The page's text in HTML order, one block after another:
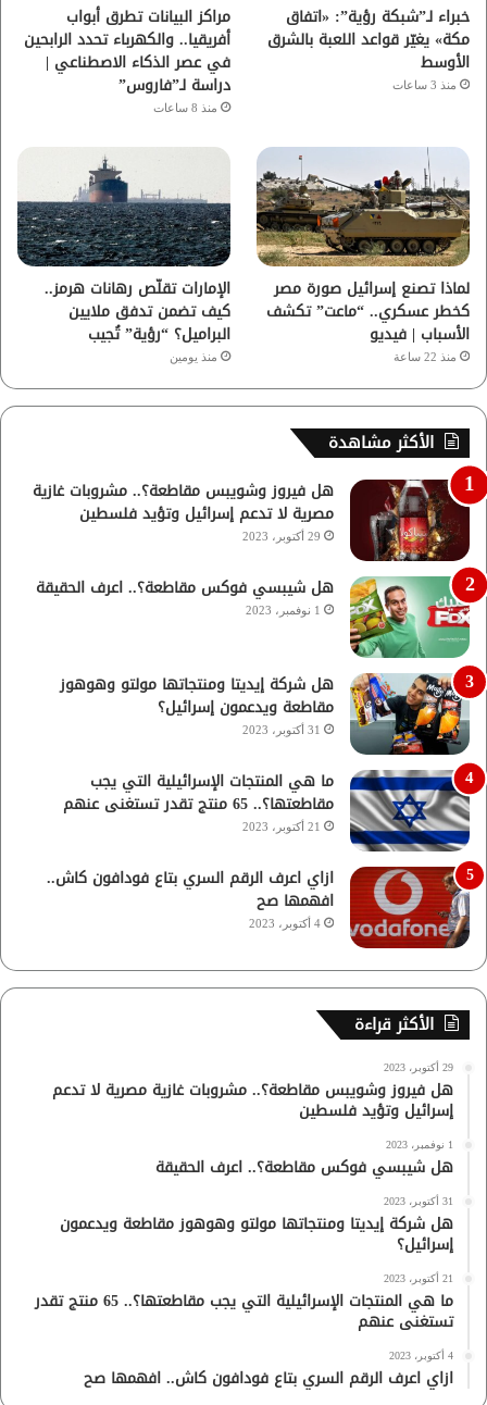
م
خبراء لـ”شبكة رؤية”: «اتفاق
مكة» يغيّر قواعد اللعبة بالشرق
الأوسط
منذ 3 ساعات
مراكز البيانات تطرق أبواب
أفريقيا.. والكهرباء تحدد الرابحين
في عصر الذكاء الاصطناعي |
دراسة لـ”فاروس”
منذ 8 ساعات
لماذا تصنع إسرائيل صورة مصر
كخطر عسكري.. “ماعت” تكشف
الأسباب | فيديو
منذ 22 ساعة
الإمارات تقلّص رهانات هرمز..
كيف تضمن تدفق ملايين
البراميل؟ “رؤية” تُجيب
منذ يومين
الأكثر مشاهدة
هل فيروز وشويبس مقاطعة؟.. مشروبات غازية
مصرية لا تدعم إسرائيل وتؤيد فلسطين
29 أكتوبر، 2023
هل شيبسي فوكس مقاطعة؟.. اعرف الحقيقة
1 نوفمبر، 2023
هل شركة إيديتا ومنتجاتها مولتو وهوهوز
مقاطعة ويدعمون إسرائيل؟
31 أكتوبر، 2023
ما هي المنتجات الإسرائيلية التي يجب
مقاطعتها؟.. 65 منتج تقدر تستغنى عنهم
21 أكتوبر، 2023
ازاي اعرف الرقم السري بتاع فودافون كاش..
افهمها صح
4 أكتوبر، 2023
الأكثر قراءة
29 أكتوبر، 2023
هل فيروز وشويبس مقاطعة؟.. مشروبات غازية مصرية لا تدعم
إسرائيل وتؤيد فلسطين
1 نوفمبر، 2023
هل شيبسي فوكس مقاطعة؟.. اعرف الحقيقة
31 أكتوبر، 2023
هل شركة إيديتا ومنتجاتها مولتو وهوهوز مقاطعة ويدعمون
إسرائيل؟
21 أكتوبر، 2023
ما هي المنتجات الإسرائيلية التي يجب مقاطعتها؟.. 65 منتج تقدر
تستغنى عنهم
4 أكتوبر، 2023
ازاي اعرف الرقم السري بتاع فودافون كاش.. افهمها صح